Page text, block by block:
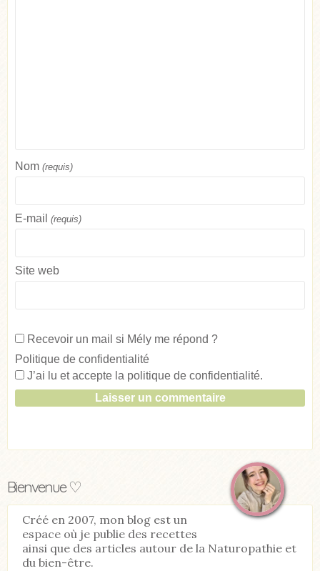
Nom (requis)
E-mail (requis)
Site web
Recevoir un mail si Mély me répond ?
Politique de confidentialité
J’ai lu et accepte la politique de confidentialité.
Bienvenue ♡
Créé en 2007, mon blog est un
espace où je publie des recettes
ainsi que des articles autour de la Naturopathie et
du bien-être.